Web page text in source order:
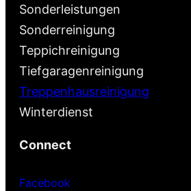
Sonderleistungen
Sonderreinigung
Teppichreinigung
Tiefgaragenreinigung
Treppenhausreinigung
Winterdienst
Connect
Facebook